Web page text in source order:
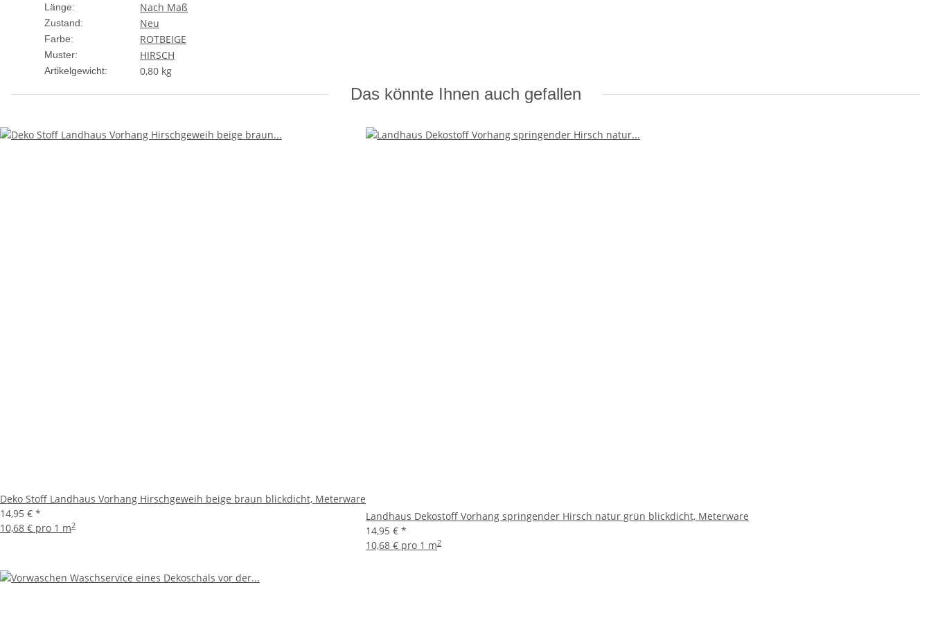
Länge: Nach Maß
Zustand: Neu
Farbe: ROTBEIGE
Muster: HIRSCH
Artikelgewicht: 0,80 kg
Das könnte Ihnen auch gefallen
Deko Stoff Landhaus Vorhang Hirschgeweih beige braun blickdicht, Meterware
14,95 € *
10,68 € pro 1 m2
Landhaus Dekostoff Vorhang springender Hirsch natur grün blickdicht, Meterware
14,95 € *
10,68 € pro 1 m2